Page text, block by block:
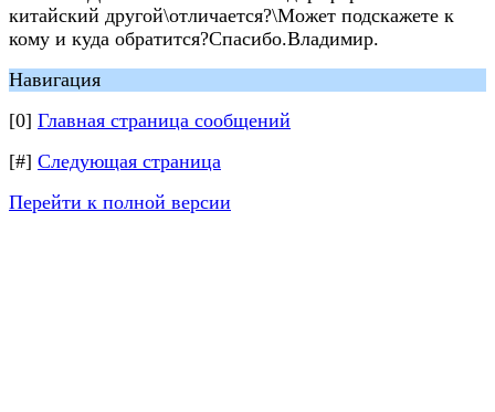
китайский другой\отличается?\Может подскажете к
кому и куда обратится?Спасибо.Владимир.
Навигация
[0] Главная страница сообщений
[#] Следующая страница
Перейти к полной версии